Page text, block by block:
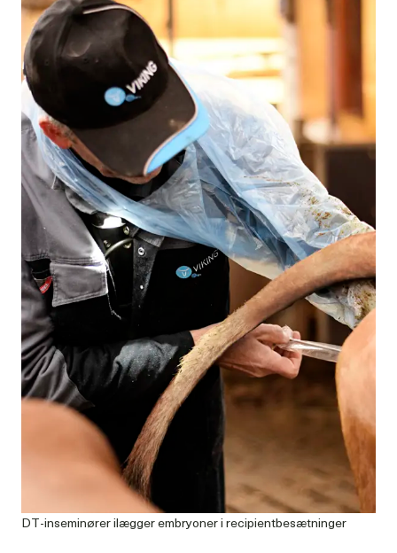
DT-inseminører ilægger embryoner i recipientbesætninger